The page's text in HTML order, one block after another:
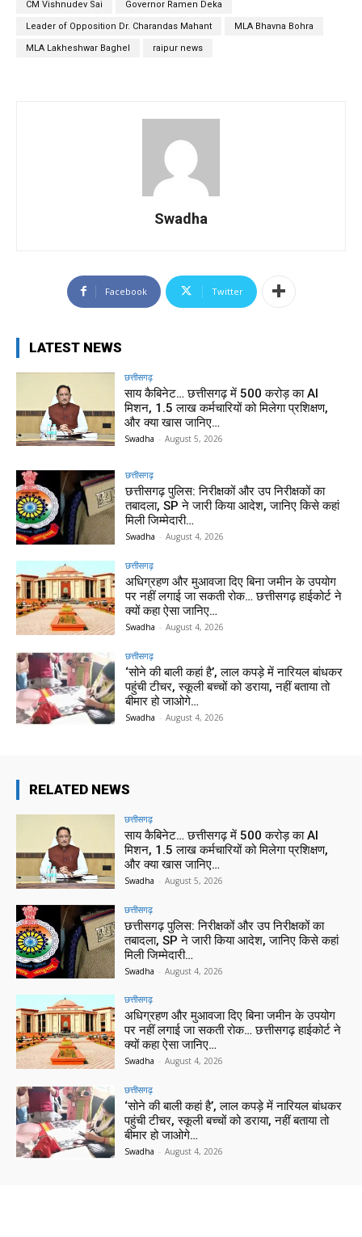
CM Vishnudev Sai Governor Ramen Deka
Leader of Opposition Dr. Charandas Mahant MLA Bhavna Bohra
MLA Lakheshwar Baghel raipur news
Swadha
Facebook Twitter
LATEST NEWS
छत्तीसगढ़
साय कैबिनेट… छत्तीसगढ़ में 500 करोड़ का AI
मिशन, 1.5 लाख कर्मचारियों को मिलेगा प्रशिक्षण,
और क्या खास जानिए…
Swadha - August 5, 2026
छत्तीसगढ़
छत्तीसगढ़ पुलिस: निरीक्षकों और उप निरीक्षकों का
तबादला, SP ने जारी किया आदेश, जानिए किसे कहां
मिली जिम्मेदारी…
Swadha - August 4, 2026
छत्तीसगढ़
अधिग्रहण और मुआवजा दिए बिना जमीन के उपयोग
पर नहीं लगाई जा सकती रोक… छत्तीसगढ़ हाईकोर्ट ने
क्यों कहा ऐसा जानिए…
Swadha - August 4, 2026
छत्तीसगढ़
‘सोने की बाली कहां है’, लाल कपड़े में नारियल बांधकर
पहुंची टीचर, स्कूली बच्चों को डराया, नहीं बताया तो
बीमार हो जाओगे…
Swadha - August 4, 2026
RELATED NEWS
छत्तीसगढ़
साय कैबिनेट… छत्तीसगढ़ में 500 करोड़ का AI
मिशन, 1.5 लाख कर्मचारियों को मिलेगा प्रशिक्षण,
और क्या खास जानिए…
Swadha - August 5, 2026
छत्तीसगढ़
छत्तीसगढ़ पुलिस: निरीक्षकों और उप निरीक्षकों का
तबादला, SP ने जारी किया आदेश, जानिए किसे कहां
मिली जिम्मेदारी…
Swadha - August 4, 2026
छत्तीसगढ़
अधिग्रहण और मुआवजा दिए बिना जमीन के उपयोग
पर नहीं लगाई जा सकती रोक… छत्तीसगढ़ हाईकोर्ट ने
क्यों कहा ऐसा जानिए…
Swadha - August 4, 2026
छत्तीसगढ़
‘सोने की बाली कहां है’, लाल कपड़े में नारियल बांधकर
पहुंची टीचर, स्कूली बच्चों को डराया, नहीं बताया तो
बीमार हो जाओगे…
Swadha - August 4, 2026